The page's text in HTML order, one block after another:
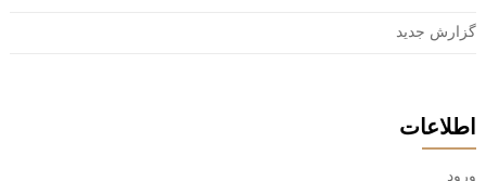
گزارش جدید
اطلاعات
ورود